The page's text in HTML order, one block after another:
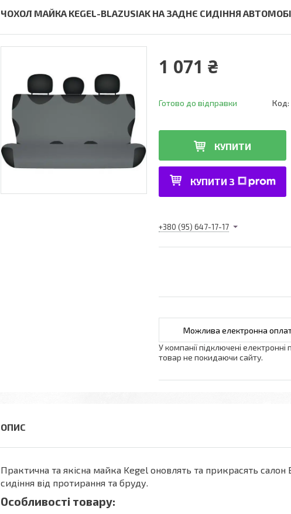
ЧОХОЛ МАЙКА KEGEL-BLAZUSIAK НА ЗАДНЄ СИДІННЯ
1 071 ₴
Готово до відправки Код:
КУПИТИ
КУПИТИ З
+380 (95) 647-17-17
У компанії підключені
товар не покидаючи сайту.
Практична та якісна майка Kegel оновлять та прикрасять салон
сидіння від протирання та бруду.
Особливості товару: